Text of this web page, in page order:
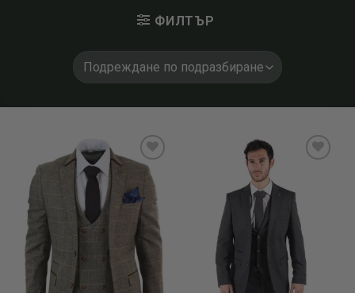
ФИЛТЪР
Add to
wishlist